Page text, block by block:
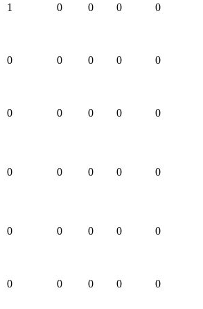
1 0 0 0 0
0 0 0 0 0
0 0 0 0 0
0 0 0 0 0
0 0 0 0 0
0 0 0 0 0